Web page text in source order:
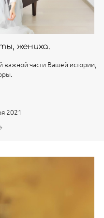
жениха.
важной части Вашей истории,
2021